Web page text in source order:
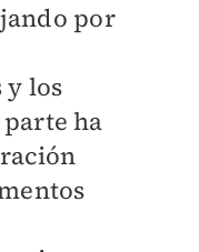
por
y los
ha